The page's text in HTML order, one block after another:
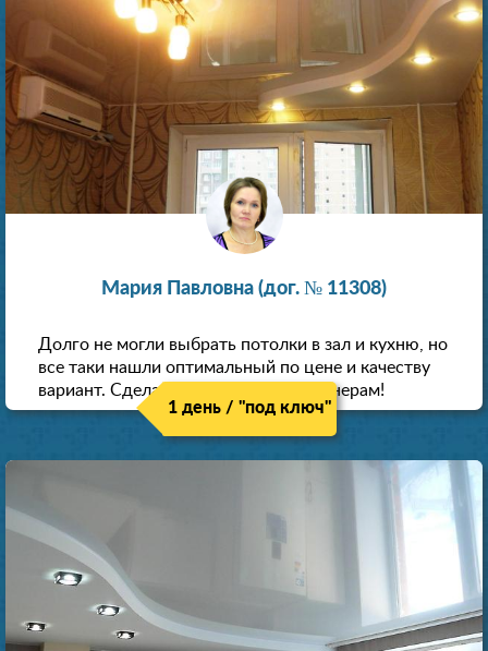
Мария Павловна (дог. № 11308)
Долго не могли выбрать потолки в зал и кухню, но
все таки нашли оптимальный по цене и качеству
вариант. Сделали скидку как пенсионерам!
1 день / "под ключ"